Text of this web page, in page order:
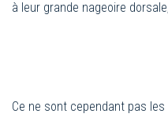
à leur grande nageoire
Ce ne sont cependant pas